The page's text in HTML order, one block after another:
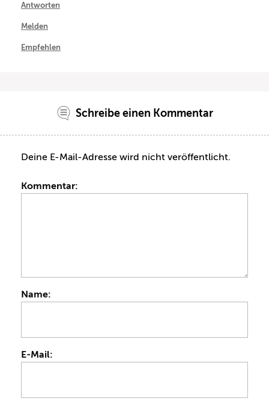
Antworten
Melden
Empfehlen
Schreibe einen Kommentar
Deine E-Mail-Adresse wird nicht veröffentlicht.
Kommentar:
Name:
E-Mail: